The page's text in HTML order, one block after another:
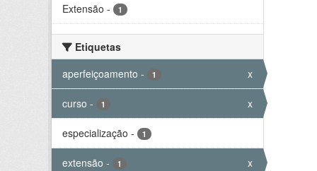
Extensão - 1
Etiquetas
aperfeiçoamento - 1 x
curso - 1 x
especialização - 1
extensão - 1 x